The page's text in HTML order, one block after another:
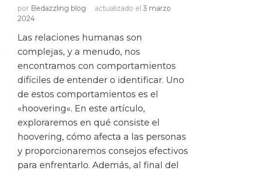
por Bedazzling blog actualizado el 3 marzo
2024
Las relaciones humanas son
complejas, y a menudo, nos
encontramos con comportamientos
difíciles de entender o identificar. Uno
de estos comportamientos es el
«hoovering«. En este artículo,
exploraremos en qué consiste el
hoovering, cómo afecta a las personas
y proporcionaremos consejos efectivos
para enfrentarlo. Además, al final del